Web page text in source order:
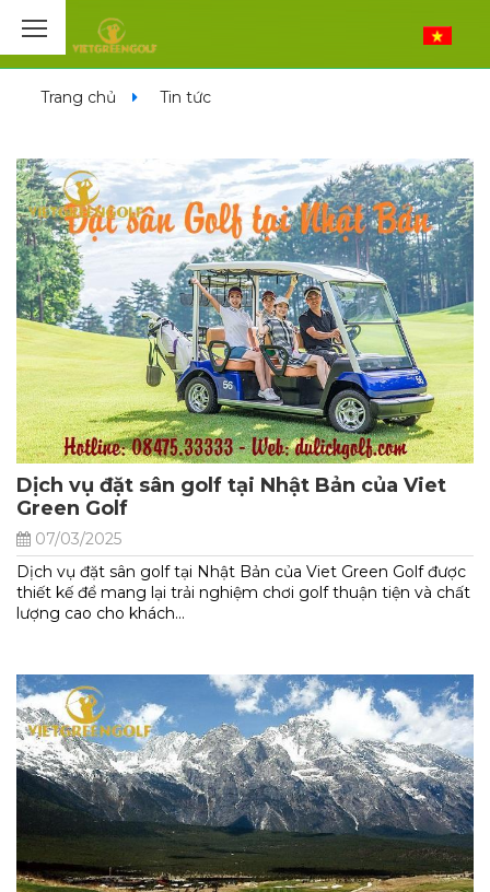
Trang chủ Tin tức
Dịch vụ đặt sân golf tại Nhật Bản của Viet
Green Golf
07/03/2025
Dịch vụ đặt sân golf tại Nhật Bản của Viet Green Golf được
thiết kế để mang lại trải nghiệm chơi golf thuận tiện và chất
lượng cao cho khách...